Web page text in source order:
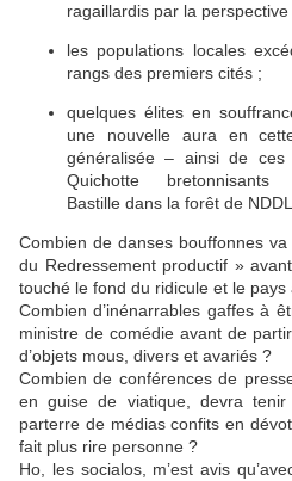
ragaillardis par la
les populations locales
rangs des premiers cités ;
quelques élites en
une nouvelle aura en
généralisée – ainsi de ces
Quichotte
Bastille dans la forêt de NDDL.
Combien de danses bouffonnes
du Redressement productif »
touché le fond du ridicule et le pays
Combien d’inénarrables gaffes à
ministre de comédie avant de
d’objets mous, divers et avariés ?
Combien de conférences de
en guise de viatique, devra
parterre de médias confits en
fait plus rire personne ?
Ho, les socialos, m’est avis